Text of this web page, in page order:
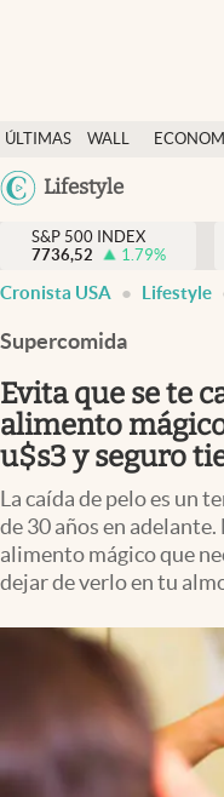
ÚLTIMAS
NOTICIAS
WALL
Y
DÓLAR
Lifestyle
Finanzas y economía
Wall Street y dólar
Inmigración
Espiritual
Streaming
PC y mobile
Lifestyle
S&P 500 INDEX
7736,52
1.79%
Cronista USA Lifestyle
Supercomida
Evita que se te
alimento
u$s3 y seguro
La caída de pelo es un
de 30 años en
alimento mágico que
dejar de verlo en tu